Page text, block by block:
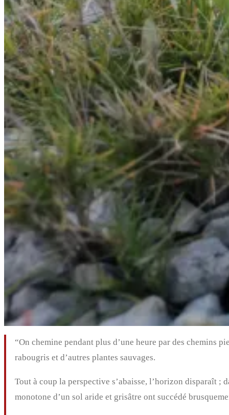
“On chemine pendant plus d’une heure par des chemins
rabougris et d’autres plantes sauvages.
Tout à coup la perspective s’abaisse, l’horizon disparaît ;
monotone d’un sol aride et grisâtre ont succédé